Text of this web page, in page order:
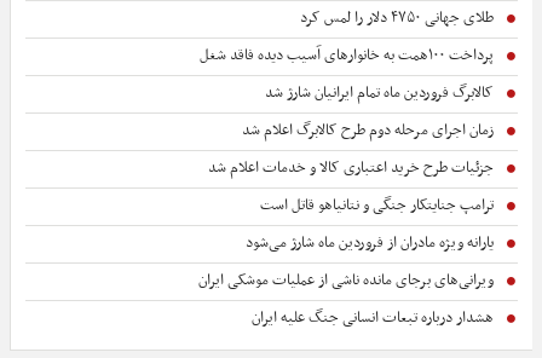
طلای جهانی ۴۷۵۰ دلار را لمس کرد
پرداخت ۱۰۰همت به خانوارهای آسیب دیده فاقد شغل
کالابرگ فروردین ماه تمام ایرانیان شارژ شد
زمان اجرای مرحله دوم طرح کالابرگ اعلام شد
جزئیات طرح خرید اعتباری کالا و خدمات اعلام شد
ترامپ جنایتکار جنگی و نتانیاهو قاتل است
یارانه ویژه مادران از فروردین ماه شارژ می‌شود
ویرانی‌های برجای مانده ناشی از عملیات موشکی ایران
هشدار درباره تبعات انسانی جنگ علیه ایران